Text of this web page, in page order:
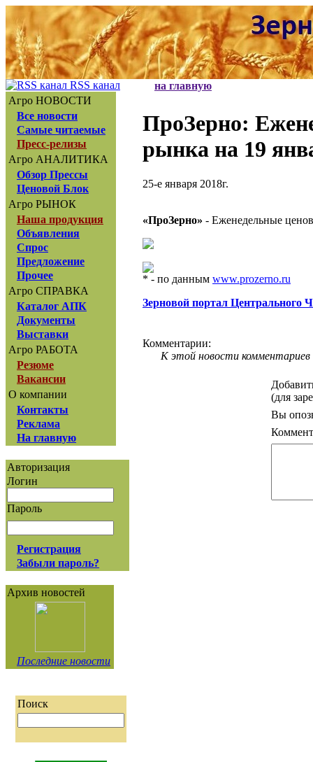
RSS канал
Агро НОВОСТИ
Все новости
Самые читаемые
Пресс-релизы
Агро АНАЛИТИКА
Обзор Прессы
Ценовой Блок
Агро РЫНОК
Наша продукция
Объявления
Спрос
Предложение
Прочее
Агро СПРАВКА
Каталог АПК
Документы
Выставки
Агро РАБОТА
Резюме
Вакансии
О компании
Контакты
Реклама
На главную
Авторизация
Логин
Пароль
Регистрация
Забыли пароль?
Архив новостей
Последние новости
Поиск
на главную
ПроЗерно:
рынка на 19
25-е января 2018г.
«ПроЗерно» - Еженедельные
* - по данным www.prozerno.ru
Зерновой портал Центрального
Комментарии:
К этой новости комментариев
(для
Вы